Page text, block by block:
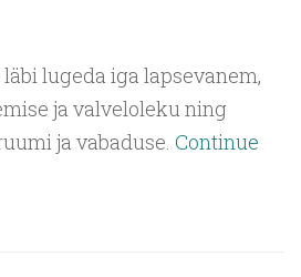
lugeda iga lapsevanem,
ja valveloleku ning
ja vabaduse. Continue